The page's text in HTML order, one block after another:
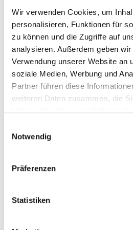
Wir verwenden Cookies, um
personalisieren, Funktionen für
zu können und die Zugriffe auf
analysieren. Außerdem geben
Verwendung unserer Website an
soziale Medien, Werbung und
Partner führen diese
weiteren Daten zusammen, die
haben oder die sie im Rahmen
Notwendig
Präferenzen
Statistiken
Finanzpolitische
nachhaltige, inklusive
Transformation
English (externer Link)
French (externer Link)
Spanish (externer Link)
Projekt
Unterstützungsvorhaben für